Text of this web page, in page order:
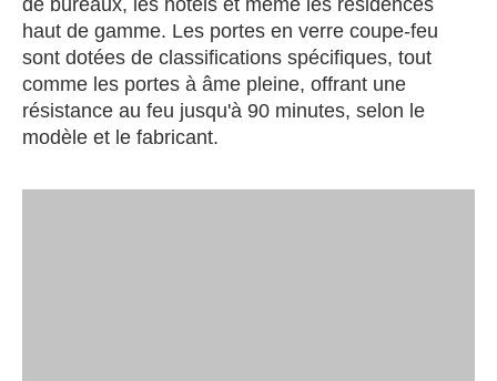
de bureaux, les hôtels et même les résidences
haut de gamme. Les portes en verre coupe-feu
sont dotées de classifications spécifiques, tout
comme les portes à âme pleine, offrant une
résistance au feu jusqu'à 90 minutes, selon le
modèle et le fabricant.